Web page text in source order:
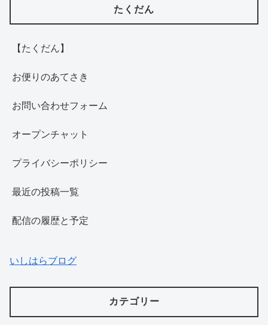
たくだん
【たくだん】
お便りのあてさき
お問い合わせフォーム
オープンチャット
プライバシーポリシー
最近の投稿一覧
配信の履歴と予定
いしはらブログ
カテゴリー